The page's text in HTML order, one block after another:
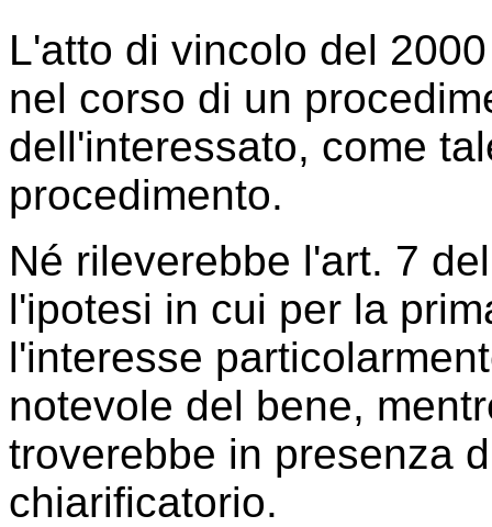
L'atto di vincolo del
nel corso di un
dell'interessato, come
procedimento.
Né rileverebbe l'art. 7
l'ipotesi in cui per la
l'interesse
notevole del bene,
troverebbe in presenza
chiarificatorio.